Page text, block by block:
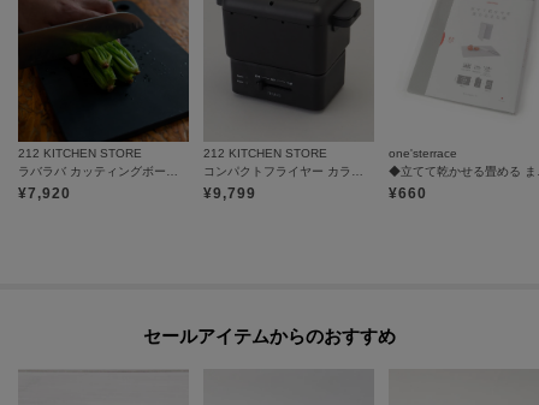
212 KITCHEN STORE
ラバラバ カッティングボード S
¥7,920
212 KITCHEN STORE
コンパクトフライヤー カラリ２
¥9,799
one'sterrace
◆
¥660
セールアイテムからのおすすめ